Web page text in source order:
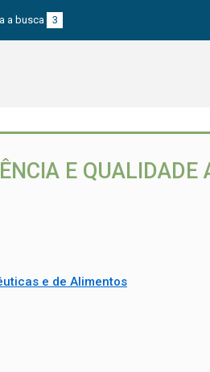
a busca 3
E
e de Alimentos